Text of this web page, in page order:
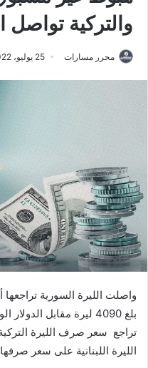
والتركية تواصل
محرر مسارات 25 يوليو، 2022
واصلت الليرة السورية
بلغ 4090 ليرة مقابل
الليرة اللبنانية على سعر صرفها عند مستوى